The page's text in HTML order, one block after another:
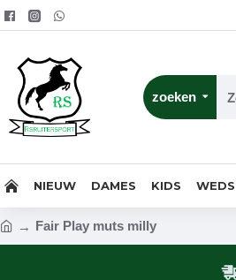
zoeken
NIEUW DAMES KIDS
Fair Play muts milly